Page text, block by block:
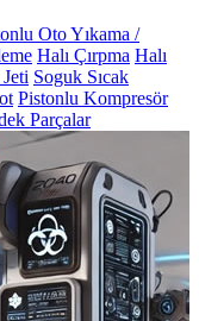
Oto Yıkama /
Halı Çırpma Halı
Soguk Sıcak
Pistonlu Kompresör
Parçalar